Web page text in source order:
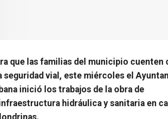
que las familias del municipio cuenten
vial, este miércoles el
inició los trabajos de la obra de
hidráulica y sanitaria en